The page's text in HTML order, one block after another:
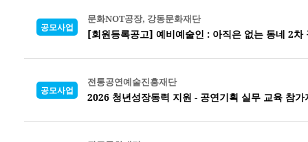
공모사업
문화NOT공장, 강동문화재단
[회원등록공고] 예비예술인 : 아직은 없는 동네 2차
공모사업
전통공연예술진흥재단
2026 청년성장동력 지원 - 공연기획 실무 교육 참가